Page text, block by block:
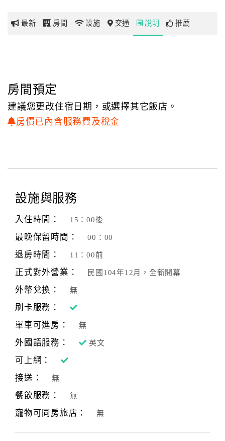
玩
地
圖
顧
顧
客
滿
度
訂
單
理
會
員
戶
客
活最佳的選擇。
最新 房間 設施 交通 說明 推薦
房間預定
建議您更改住宿日期，或選擇其它飯店。
房價已內含服務費及稅金
設施與服務
入住時間： 15：00後
最晚保留時間： 00：00
退房時間： 11：00前
正式對外營業： 民國104年12月，全新開幕
外幣兌換： 無
刷卡服務：
單車可進房：
無
外國語服務： 英文
可上網：
接送：
無
餐飲服務： 無
寵物可同房旅店： 無